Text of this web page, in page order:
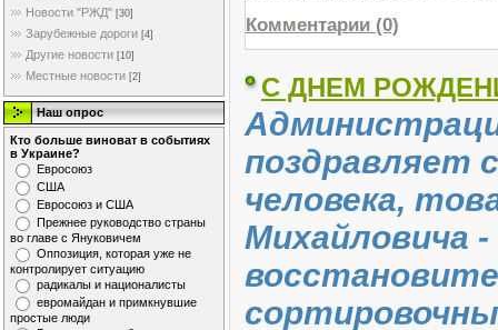
Новости "РЖД" [30]
Зарубежные дороги [4]
Другие новости [10]
Местные новости [2]
Наш опрос
Кто больше виноват в событиях
в Украине?
Евросоюз
США
Евросоюз и США
Прежнее руководство страны
во главе с Януковичем
Оппозиция, которая уже не
контролирует ситуацию
радикалы и националисты
евромайдан и примкнувшие
простые люди
Комментарии (0)
С ДНЕМ
поздравляет
человека,
Михайловича